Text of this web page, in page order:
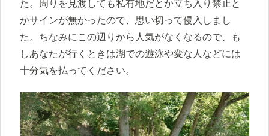
た。周りを見渡しても私有地だとか立ち入り禁止と
かサインが無かったので、思い切って侵入しまし
た。ちなみにこの辺りから人気がなくなるので、も
しあなたが行くときは湖での遊泳や変な人などには
十分気を払ってください。